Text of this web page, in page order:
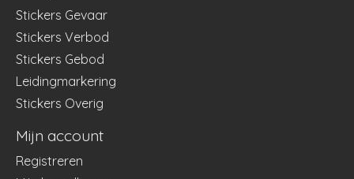
Stickers Gevaar
Stickers Verbod
Stickers Gebod
Leidingmarkering
Stickers Overig
Mijn account
Registreren